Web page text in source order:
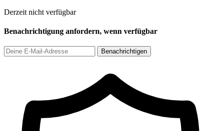
Derzeit nicht verfügbar
Benachrichtigung anfordern, wenn verfügbar
Benachrichtigen